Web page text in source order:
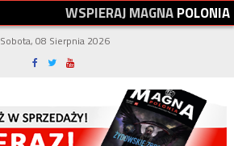
WSPIERAJMAGNAPOLONIA
Sobota, 08 Sierpnia 2026